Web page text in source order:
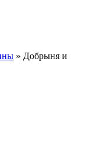
» Добрыня и